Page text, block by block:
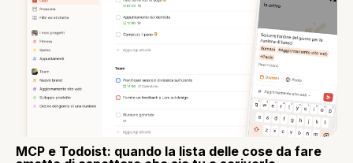
MCP e Todoist: quando la lista delle cose da fare